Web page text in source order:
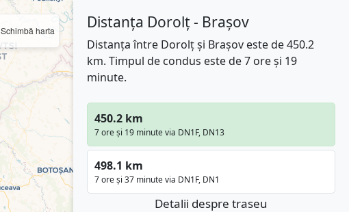
Schimbă harta Distanța Dorolț - Brașov
Distanța între Dorolț și Brașov este de 450.2
km. Timpul de condus este de 7 ore și 19
minute.
450.2 km
7 ore și 19 minute via DN1F, DN13
498.1 km
7 ore și 37 minute via DN1F, DN1
Detalii despre traseu